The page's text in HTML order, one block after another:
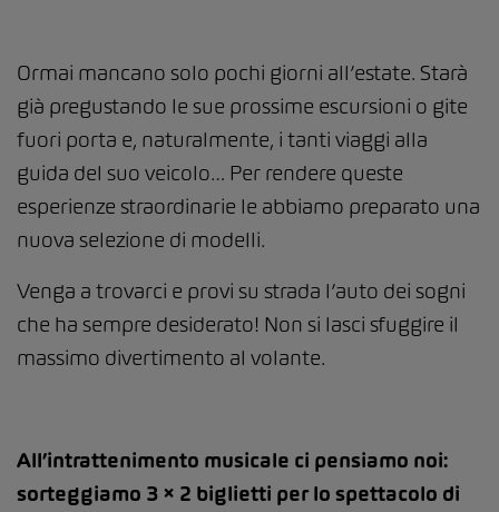
Ormai mancano solo pochi giorni all’estate. Starà
già pregustando le sue prossime escursioni o gite
fuori porta e, naturalmente, i tanti viaggi alla
guida del suo veicolo… Per rendere queste
esperienze straordinarie le abbiamo preparato una
nuova selezione di modelli.
Venga a trovarci e provi su strada l’auto dei sogni
che ha sempre desiderato! Non si lasci sfuggire il
massimo divertimento al volante.
All’intrattenimento musicale ci pensiamo noi:
sorteggiamo 3 × 2 biglietti per lo spettacolo di